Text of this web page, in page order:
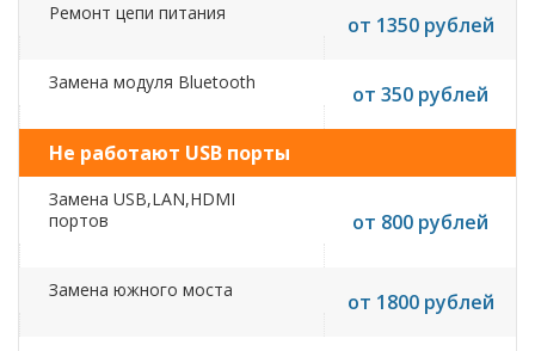
Ремонт цепи питания от 1350 рублей
Замена модуля Bluetooth от 350 рублей
Не работают USB порты
Замена USB,LAN,HDMI
портов
от 800 рублей
Замена южного моста от 1800 рублей